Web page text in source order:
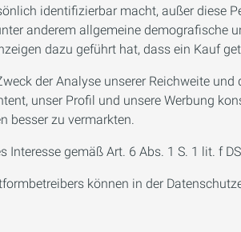
identifizierbar macht, außer diese
anderem allgemeine
dazu geführt hat, dass ein Kauf
der Analyse unserer Reichweite
unser Profil und unsere Werbung
besser zu vermarkten.
gemäß Art. 6 Abs. 1 S. 1 lit. f
können in der